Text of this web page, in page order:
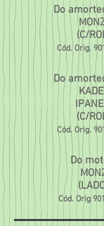
Do
(C/
Cód. Orig.
Do
(C/
Cód. Orig.
Do
Cód. Orig